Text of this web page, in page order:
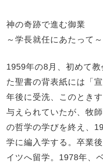
神の奇跡で進む御業
～学長就任にあたって～
1959年の8月、初めて
た聖書の背表紙には「
年後に受洗、このとき
与えられていたが、牧
の哲学の学びを終え、
学に編入学する。卒業
イツへ留学。1978年、